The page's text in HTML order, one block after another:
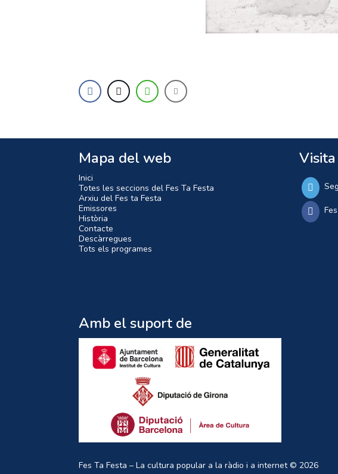
Mapa del web
Inici
Totes les seccions del Fes Ta Festa
Arxiu del Fes ta Festa
Emissores
Història
Contacte
Descàrregues
Tots els programes
Amb el suport de
Fes Ta Festa – La cultura popular a la ràdio i a internet© 2026